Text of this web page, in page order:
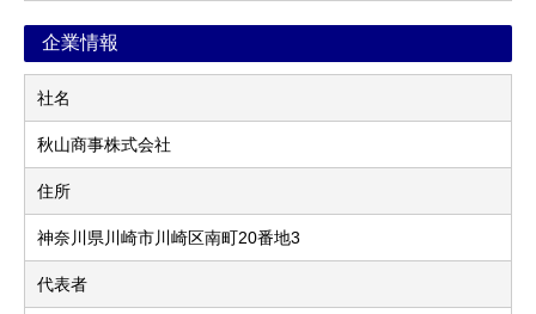
企業情報
社名
秋山商事株式会社
住所
神奈川県川崎市川崎区南町20番地3
代表者